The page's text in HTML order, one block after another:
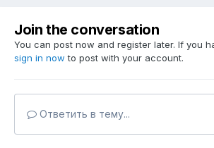
Join the conversation
You can post now and register later. If you
sign in now to post with your account.
Ответить в тему...